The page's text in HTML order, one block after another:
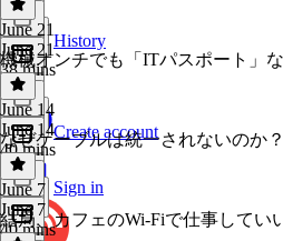
History
Create account
Sign in
June 21
June 21
38 mins
機械オンチでも「ITパスポート」
June 14
June 14
40 mins
なぜケーブルは統一されないのか？
June 7
June 7
40 mins
結局、カフェのWi-Fiで仕事してい